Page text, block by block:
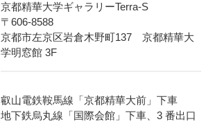
京都精華大学ギャラリーTerra-S
〒606-8588
京都市左京区岩倉木野町137 京都精華大
学明窓館 3F
叡山電鉄鞍馬線「京都精華大前」下車
地下鉄烏丸線「国際会館」下車、3 番出口